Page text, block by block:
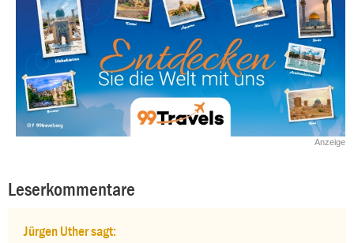
Anzeige
Leserkommentare
Jürgen Uther sagt: